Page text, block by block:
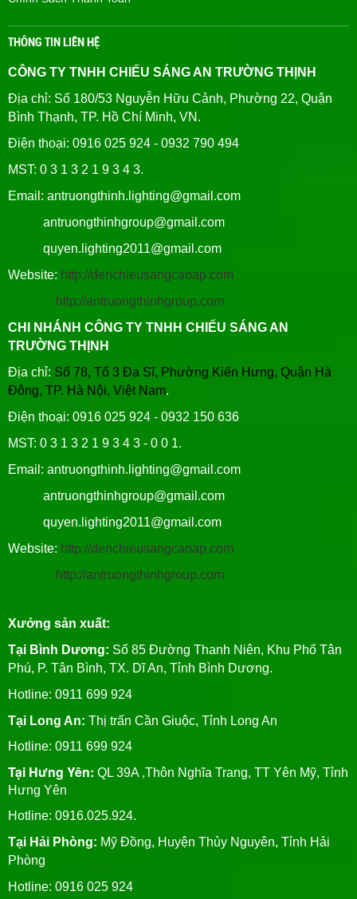
THÔNG TIN LIÊN HỆ
CÔNG TY TNHH CHIẾU SÁNG AN TRƯỜNG THỊNH
Địa chỉ: Số 180/53 Nguyễn Hữu Cảnh, Phường 22, Quận
Bình Thạnh, TP. Hồ Chí Minh, VN.
Điện thoại: 0916 025 924 - 0932 790 494
MST: 0 3 1 3 2 1 9 3 4 3.
Email: antruongthinh.lighting@gmail.com
antruongthinhgroup@gmail.com
quyen.lighting2011@gmail.com
Website: http://denchieusangcaoap.com
http://antruongthinhgroup.com
CHI NHÁNH CÔNG TY TNHH CHIẾU SÁNG AN
TRƯỜNG THỊNH
Địa chỉ: Số 78, Tổ 3 Đa Sĩ, Phường Kiến Hưng, Quận Hà
Đông, TP. Hà Nội, Việt Nam.
Điện thoại: 0916 025 924 - 0932 150 636
MST: 0 3 1 3 2 1 9 3 4 3 - 0 0 1.
Email: antruongthinh.lighting@gmail.com
antruongthinhgroup@gmail.com
quyen.lighting2011@gmail.com
Website: http://denchieusangcaoap.com
http://antruongthinhgroup.com
Xưởng sản xuất:
Tại Bình Dương: Số 85 Đường Thanh Niên, Khu Phố Tân
Phú, P. Tân Bình, TX. Dĩ An, Tỉnh Bình Dương.
Hotline: 0911 699 924
Tại Long An: Thị trấn Cần Giuộc, Tỉnh Long An
Hotline: 0911 699 924
Tại Hưng Yên: QL 39A ,Thôn Nghĩa Trang, TT Yên Mỹ, Tỉnh
Hưng Yên
Hotline: 0916.025.924.
Tại Hải Phòng: Mỹ Đồng, Huyện Thủy Nguyên, Tỉnh Hải
Phòng
Hotline: 0916 025 924